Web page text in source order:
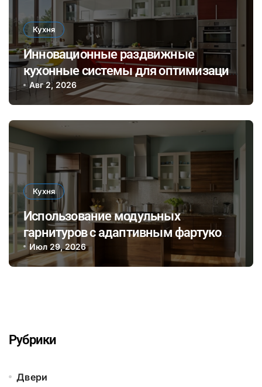
Кухня
Инновационные раздвижные
кухонные системы для оптимизации
пространства и стильного
оформления интерьера
Авг 2, 2026
Кухня
Использование модульных
гарнитуров с адаптивным фартуком
для быстрого обновления кухни без
серьезного ремонта
Июл 29, 2026
Рубрики
Двери